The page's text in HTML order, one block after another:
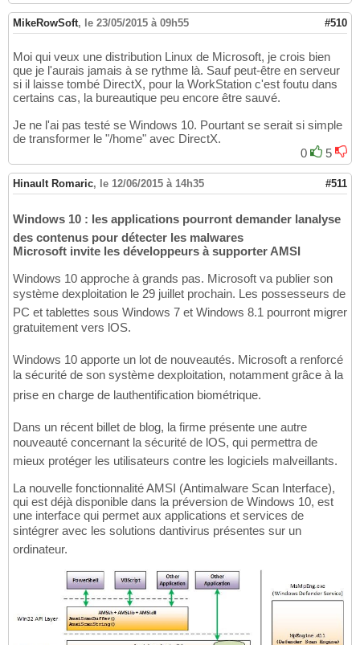
MikeRowSoft, le 23/05/2015 à 09h55 #510
Moi qui veux une distribution Linux de Microsoft, je crois bien
que je l'aurais jamais à se rythme là. Sauf peut-être en serveur
si il laisse tombé DirectX, pour la WorkStation c'est foutu dans
certains cas, la bureautique peu encore être sauvé.
Je ne l'ai pas testé se Windows 10. Pourtant se serait si simple
de transformer le "/home" avec DirectX.
0
5
Hinault Romaric, le 12/06/2015 à 14h35 #511
Windows 10 : les applications pourront demander lanalyse
des contenus pour détecter les malwares
Microsoft invite les développeurs à supporter AMSI
Windows 10 approche à grands pas. Microsoft va publier son
système dexploitation le 29 juillet prochain. Les possesseurs de
PC et tablettes sous Windows 7 et Windows 8.1 pourront migrer
gratuitement vers lOS.
Windows 10 apporte un lot de nouveautés. Microsoft a renforcé
la sécurité de son système dexploitation, notamment grâce à la
prise en charge de lauthentification biométrique.
Dans un récent billet de blog, la firme présente une autre
nouveauté concernant la sécurité de lOS, qui permettra de
mieux protéger les utilisateurs contre les logiciels malveillants.
La nouvelle fonctionnalité AMSI (Antimalware Scan Interface),
qui est déjà disponible dans la préversion de Windows 10, est
une interface qui permet aux applications et services de
sintégrer avec les solutions dantivirus présentes sur un
ordinateur.